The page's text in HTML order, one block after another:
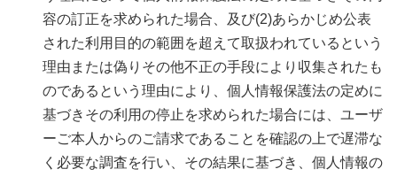
容の訂正を求められた場合、及び(2)あらかじめ公表
された利用目的の範囲を超えて取扱われているという
理由または偽りその他不正の手段により収集されたも
のであるという理由により、個人情報保護法の定めに
基づきその利用の停止を求められた場合には、ユーザ
ーご本人からのご請求であることを確認の上で遅滞な
く必要な調査を行い、その結果に基づき、個人情報の